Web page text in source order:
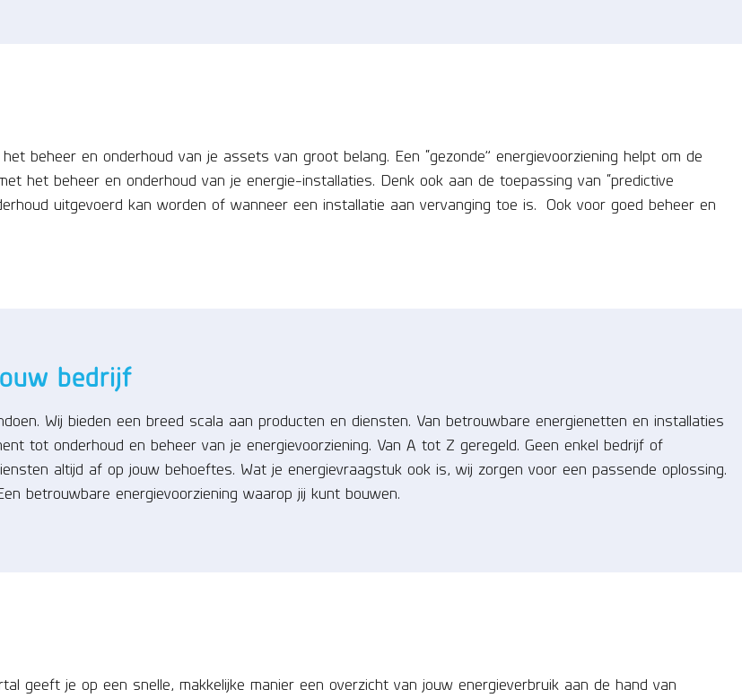
beheer en onderhoud van je assets van groot belang. Een “gezonde” energievoorziening helpt om de
het beheer en onderhoud van je energie-installaties. Denk ook aan de toepassing van “predictive
uitgevoerd kan worden of wanneer een installatie aan vervanging toe is. Ook voor goed beheer en
bedrijf
Wij bieden een breed scala aan producten en diensten. Van betrouwbare energienetten en installaties
tot onderhoud en beheer van je energievoorziening. Van A tot Z geregeld. Geen enkel bedrijf of
altijd af op jouw behoeftes. Wat je energievraagstuk ook is, wij zorgen voor een passende oplossing.
betrouwbare energievoorziening waarop jij kunt bouwen.
geeft je op een snelle, makkelijke manier een overzicht van jouw energieverbruik aan de hand van